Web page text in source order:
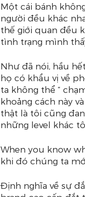
Một cái bánh
người đều khác
thế giới quan đều
tình trạng mình
Như đã nói, hầu
họ có khẩu vị về
ta không thể “
khoảng cách này
thật là tôi cũng
những level khác
When you know
khi đó chúng ta
Định nghĩa về sự